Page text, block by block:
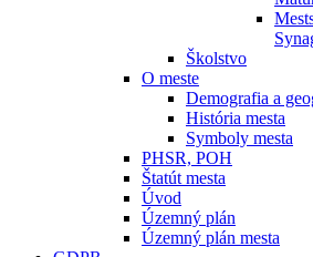
Školstvo
O meste
Demografia a
História mesta
Symboly mesta
PHSR, POH
Štatút mesta
Úvod
Územný plán
Územný plán mesta